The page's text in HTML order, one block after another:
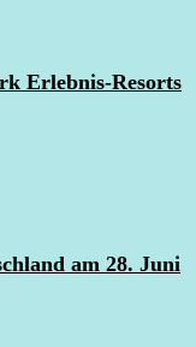
Erlebnis-Resorts
am 28. Juni